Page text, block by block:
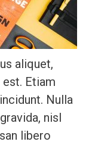
aliquet,
Etiam
Nulla
nisl
libero